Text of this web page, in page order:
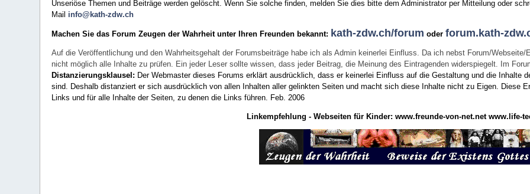
Unseriöse Themen und Beiträge werden gelöscht. Wenn Sie solche finden, melden Sie dies bitte dem Administrator per Mitteilung oder
Mail info@kath-zdw.ch
Machen Sie das Forum Zeugen der Wahrheit unter Ihren Freunden bekannt: kath-zdw.ch/forum oderforum.kath-
Auf die Veröffentlichung und den Wahrheitsgehalt der Forumsbeiträge habe ich als Admin keinerlei Einfluss. Da ich nebst Forum/
nicht möglich alle Inhalte zu prüfen. Ein jeder Leser sollte wissen, dass jeder Beitrag, die Meinung des Eintragenden widerspiegelt. Im
Distanzierungsklausel: Der Webmaster dieses Forums erklärt ausdrücklich, dass er keinerlei Einfluss auf die Gestaltung und die Inhalte
sind. Deshalb distanziert er sich ausdrücklich von allen Inhalten aller gelinkten Seiten und macht sich diese Inhalte nicht zu Eigen.
Diese
Links und für alle Inhalte der Seiten, zu denen die Links führen.
Feb. 2006
Linkempfehlung - Webseiten für Kinder: www.freunde-von-net.net www.life-